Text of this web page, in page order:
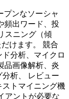
プンなソーシャ
頻出ワード、投
スニング（傾
けます。 競合
分析、マイクロ
品画像解析、炎
分析、 レビュー
トマイニング機
アントが必要な